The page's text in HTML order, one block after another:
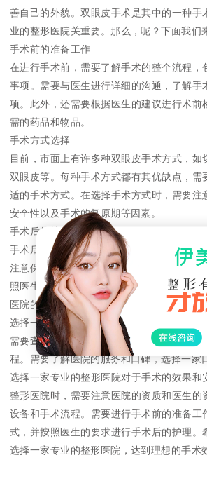
善自己的外貌。双眼皮手术是其中的一种手
业的整形医院关重要。那么，呢？下面我们
手术前的准备工作
在进行手术前，需要了解手术的整个流程，
事项。需要与医生进行详细的沟通，了解手
项。此外，还需要根据医生的建议进行术前
需的药品和物品。
手术方式选择
目前，市面上有许多种双眼皮手术方式，如
双眼皮等。每种手术方式都有其优缺点，需
适的手术方式。在选择手术方式时，需要注
安全性以及手术的复原期等因素。
手术后的护理
手术后的护理非常重要，可以帮助手术效果
注意保持手术部位的清洁，避免接触水和化
照医生的要求进行药物的使用和休息，以促
医院的选择
选择一家专业的整形医院非常重要，可以保
需要查看医院的资质和医生的资质，了解医
程。需要了解医院的服务和口碑，选择一家
选择一家专业的整形医院对于手术的效果和
整形医院时，需要注意医院的资质和医生的
设备和手术流程。需要进行手术前的准备工
式，并按照医生的要求进行手术后的护理。
选择一家专业的整形医院，达到理想的手术